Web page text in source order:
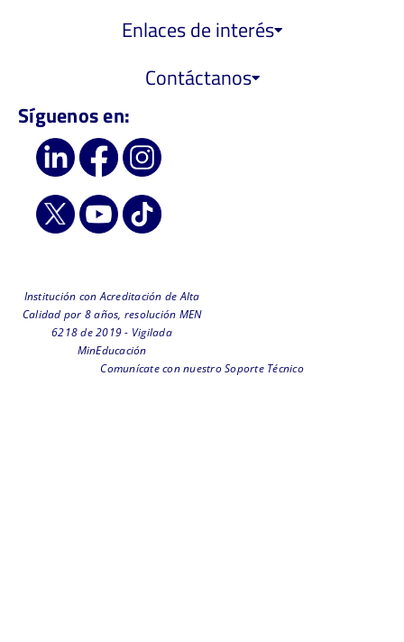
Enlaces de interés
Contáctanos
Síguenos en:
Institución con Acreditación de Alta
Calidad por 8 años, resolución MEN
6218 de 2019 - Vigilada
MinEducación
Comunícate con nuestro Soporte Técnico